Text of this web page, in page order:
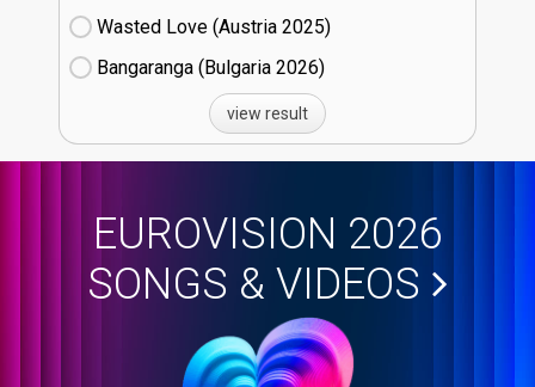
Wasted Love (Austria
25)
Bangaranga (Bulgaria
26)
view result
EUROVISION 2026
SONGS & VIDEOS